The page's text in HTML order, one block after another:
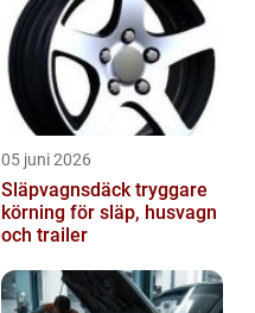
05 juni 2026
Släpvagnsdäck tryggare
körning för släp, husvagn
och trailer